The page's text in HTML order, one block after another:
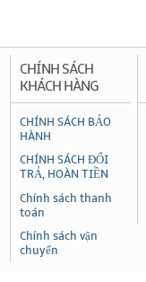
CHÍNH SÁCH
KHÁCH HÀNG
CHÍNH SÁCH BẢO
HÀNH
CHÍNH SÁCH ĐỔI
TRẢ, HOÀN TIỀN
Chính sách thanh
toán
Chính sách vận
chuyển